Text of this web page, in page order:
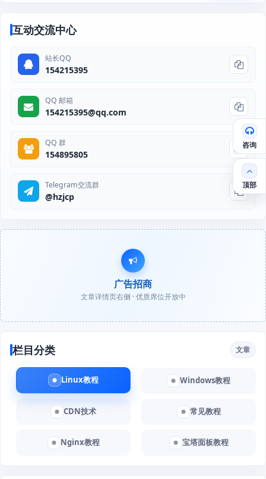
互动交流中心
站长QQ
154215395
QQ 邮箱
154215395@qq.com
QQ 群
154895805
Telegram交流群
@hzjcp
广告招商
文章详情页右侧 · 优质席位开放中
栏目分类 文章
Linux教程 Windows教程
CDN技术 常见教程
Nginx教程 宝塔面板教程
咨询
顶部